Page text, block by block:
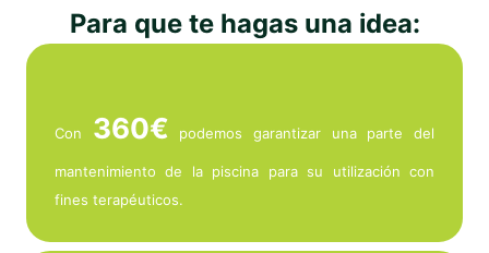
Para que te hagas una idea:
Con 360€ podemos garantizar una parte del
mantenimiento de la piscina para su utilización con
fines terapéuticos.